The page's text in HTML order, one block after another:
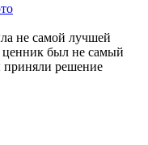
не самой лучшей
ценник был не самый
решение